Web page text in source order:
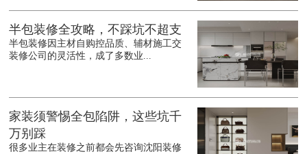
半包装修全攻略，不踩坑不超支
半包装修因主材自购控品质、辅材施工交
装修公司的灵活性，成了多数业...
家装须警惕全包陷阱，这些坑千
万别踩
很多业主在装修之前都会先咨询沈阳装修